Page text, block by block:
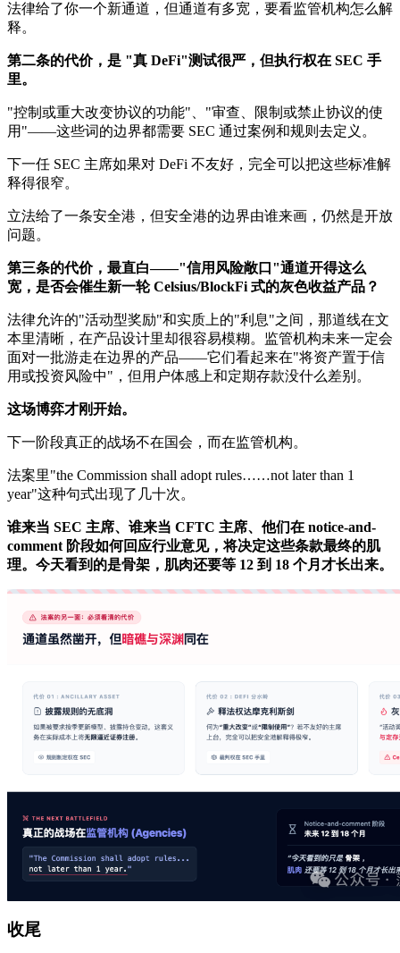
法律给了你一个新通道，但通道有多宽，要看监管机构怎么解
释。
第二条的代价，是 "真 DeFi"测试很严，但执行权在 SEC 手
里。
"控制或重大改变协议的功能"、"审查、限制或禁止协议的使
用"——这些词的边界都需要 SEC 通过案例和规则去定义。
下一任 SEC 主席如果对 DeFi 不友好，完全可以把这些标准解
释得很窄。
立法给了一条安全港，但安全港的边界由谁来画，仍然是开放
问题。
第三条的代价，最直白——"信用风险敞口"通道开得这么
宽，是否会催生新一轮 Celsius/BlockFi 式的灰色收益产品？
法律允许的"活动型奖励"和实质上的"利息"之间，那道线在文
本里清晰，在产品设计里却很容易模糊。监管机构未来一定会
面对一批游走在边界的产品——它们看起来在"将资产置于信
用或投资风险中"，但用户体感上和定期存款没什么差别。
这场博弈才刚开始。
下一阶段真正的战场不在国会，而在监管机构。
法案里"the Commission shall adopt rules……not later than 1
year"这种句式出现了几十次。
谁来当 SEC 主席、谁来当 CFTC 主席、他们在 notice-and-
comment 阶段如何回应行业意见，将决定这些条款最终的肌
理。今天看到的是骨架，肌肉还要等 12 到 18 个月才长出来。
收尾